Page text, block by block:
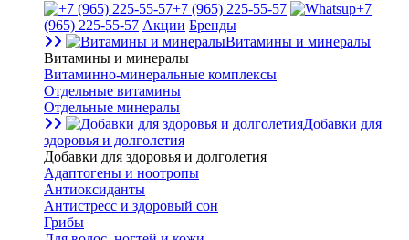
+7 (965) 225-55-57
+7
(965) 225-55-57 Акции Бренды
Витамины и минералы
Витамины и минералы
Витаминно-минеральные комплексы
Отдельные витамины
Отдельные минералы
Добавки для
здоровья и долголетия
Добавки для здоровья и долголетия
Адаптогены и ноотропы
Антиоксиданты
Антистресс и здоровый сон
Грибы